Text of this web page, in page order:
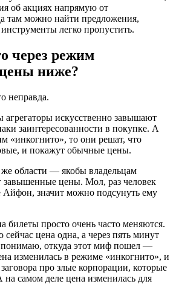
об акциях напрямую от
там можно найти предложения,
легко пропустить.
через режим
ниже?
неправда.
агрегаторы искусственно завышают
заинтересованности в покупке. А
«инкогнито», то они решат, что
и покажут обычные цены.
области — якобы владельцам
цены. Мол, раз человек
Айфон, значит можно подсунуть ему
билеты просто очень часто меняются.
цена одна, а через пять минут
понимаю, откуда этот миф пошел —
изменилась в режиме «инкогнито», и
про злые корпорации, которые
самом деле цена изменилась для